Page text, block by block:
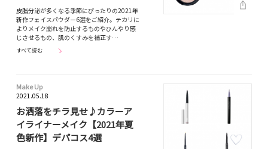
皮脂分泌が多くなる季節にぴったりの2021年
新作フェイスパウダー6選をご紹介。テカリに
よりメイク崩れを防止するものやひんやり感
じさせるもの、肌のくすみを補正す…
すべて読む
Make Up
2021.05.18
お洒落をチラ見せ♪カラーア
イライナーメイク【2021年夏
色新作】デパコス4選